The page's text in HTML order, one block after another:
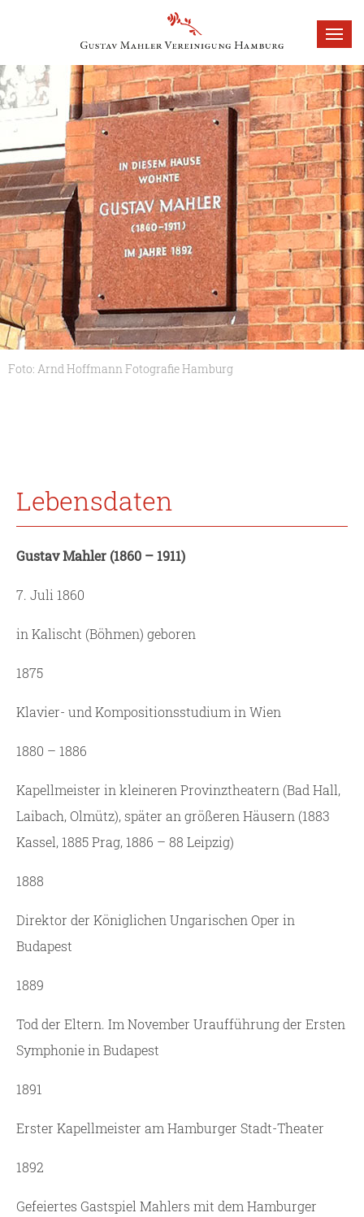
Foto: Arnd Hoffmann Fotografie Hamburg
Lebensdaten
Gustav Mahler (1860 – 1911)
7. Juli 1860
in Kalischt (Böhmen) geboren
1875
Klavier- und Kompositionsstudium in Wien
1880 – 1886
Kapellmeister in kleineren Provinztheatern (Bad Hall,
Laibach, Olmütz), später an größeren Häusern (1883
Kassel, 1885 Prag, 1886 – 88 Leipzig)
1888
Direktor der Königlichen Ungarischen Oper in
Budapest
1889
Tod der Eltern. Im November Uraufführung der Ersten
Symphonie in Budapest
1891
Erster Kapellmeister am Hamburger Stadt-Theater
1892
Gefeiertes Gastspiel Mahlers mit dem Hamburger